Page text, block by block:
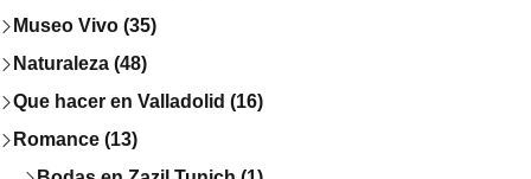
Museo Vivo (35)
Naturaleza (48)
Que hacer en Valladolid (16)
Romance (13)